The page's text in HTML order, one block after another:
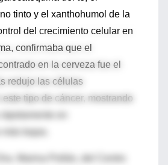
tinto y el xanthohumol de la
del crecimiento celular en
confirmaba que el
en la cerveza fue el
redujo las células
tipo de cáncer, mostrando